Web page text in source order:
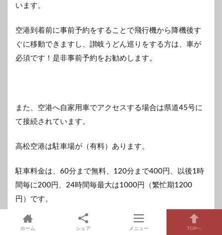
います。
空港到着前に事前予約をすることで飛行機から降機後す
ぐに移動できますし、讃岐うどん巡りをする方は、車が
必須です！是非事前予約をお勧めします。
また、空港へ自家用車でアクセスする場合は県道45号に
て接続されています。
高松空港は駐車場が（有料）あります。
駐車料金は、60分まで無料、120分まで400円、以後1時
間毎に200円、24時間毎最大は1000円（繁忙期1200
円）です。
ホーム シェア メニュー TOPへ